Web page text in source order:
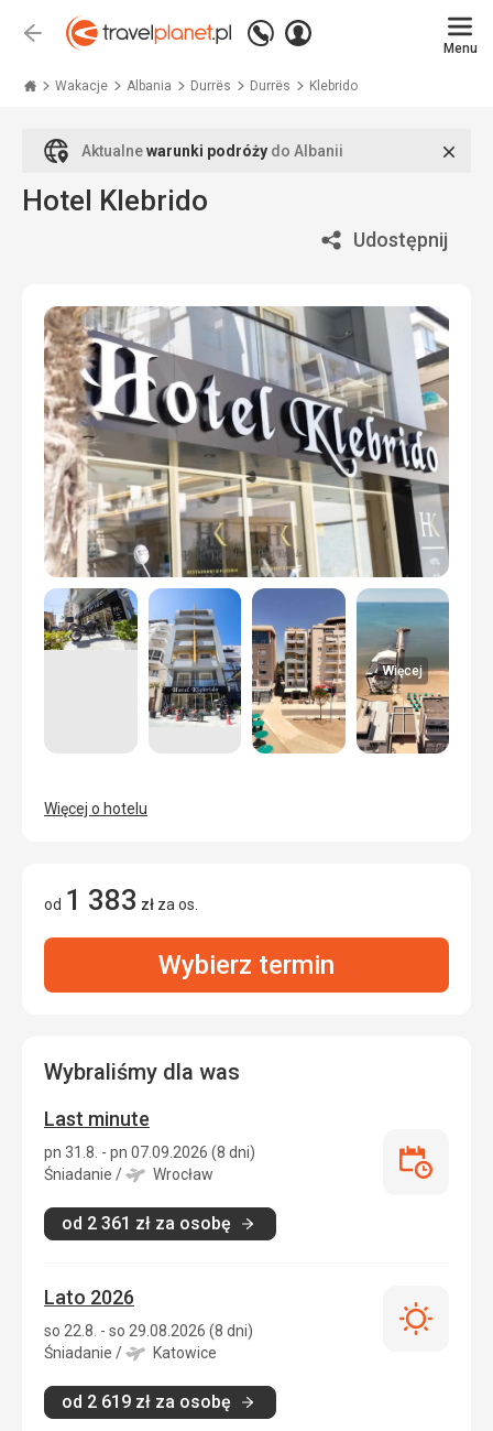
Wstecz
Zadzwoń
+48
771
Zaloguj
Menu
Wakacje Albania Durrës Durrës Klebrido
Aktualnewarunki podróży do Albanii
Hotel Klebrido
Udostępnij
Więcej
Więcej o hotelu
od 1 383 zł za os.
Wybierz termin
Wybraliśmy dla was
Last minute
pn 31.8. - pn 07.09.2026 (8 dni)
Śniadanie / Wrocław
od 2 361 zł za osobę
Last
Lato 2026
so 22.8. - so 29.08.2026 (8 dni)
Śniadanie / Katowice
od 2 619 zł za osobę
Lato